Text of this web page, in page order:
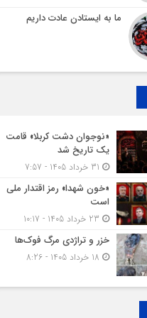
ما به ایستادن عادت داریم
«نوجوان دشت کربلا» قامت
یک تاریخ شد
«خون شهدا» رمز اقتدار ملی
است
خزر و تراژدی مرگ فوک‌ها